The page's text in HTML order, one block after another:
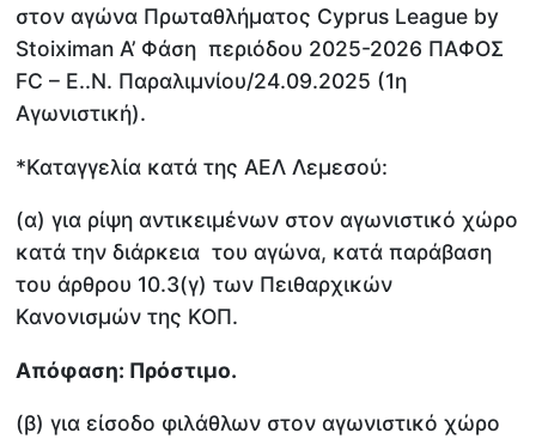
στον αγώνα Πρωταθλήματος Cyprus League by
Stoiximan Α’ Φάση περιόδου 2025-2026 ΠΑΦΟΣ
FC – Ε..Ν. Παραλιμνίου/24.09.2025 (1η
Αγωνιστική).
*Καταγγελία κατά της ΑΕΛ Λεμεσού:
(α) για ρίψη αντικειμένων στον αγωνιστικό χώρο
κατά την διάρκεια του αγώνα, κατά παράβαση
του άρθρου 10.3(γ) των Πειθαρχικών
Κανονισμών της ΚΟΠ.
Απόφαση: Πρόστιμο.
(β) για είσοδο φιλάθλων στον αγωνιστικό χώρο